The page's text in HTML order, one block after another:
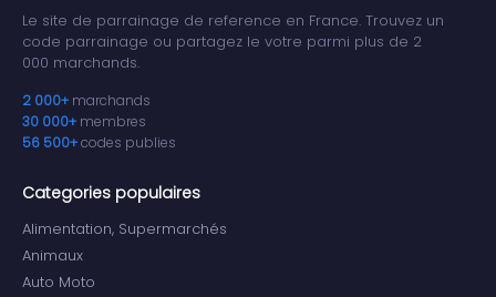
Le site de parrainage de reference en France. Trouvez un
code parrainage ou partagez le votre parmi plus de 2
000 marchands.
2 000+ marchands
30 000+ membres
56 500+codes publies
Categories populaires
Alimentation, Supermarchés
Animaux
Auto Moto